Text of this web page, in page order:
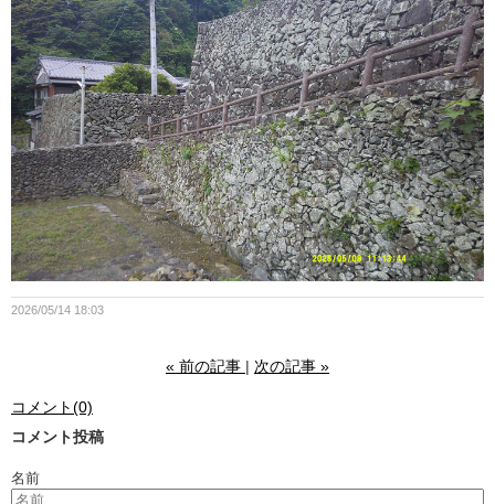
2026/05/14 18:03
« 前の記事 次の記事 »
コメント(0)
コメント投稿
名前